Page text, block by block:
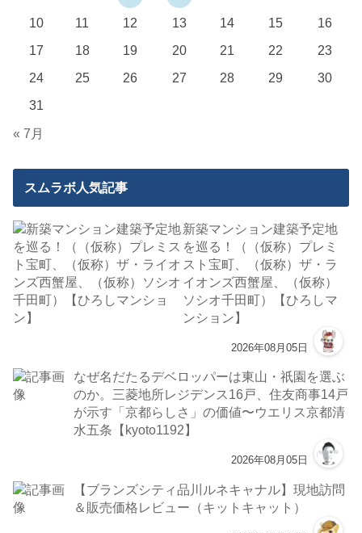
10
11 12 13 14 15
16
17
18 19 20 21 22
23
24
25 26 27 28 29
30
31
« 7月
スムラボ人気記事
新築マンション建築予定地
を巡る！（（仮称）プレミ
スト宝町、（仮称）ザ・ラ
イオンズ西蟹屋、（仮称）
ソシオ千田町）【ひろしマ
ンション】
2026年08月05日
なぜ名だたるデベロッパーは東山・祇園を選ぶ
のか。三菱地所レジデンス16戸、住友商事14戸
が示す「京都らしさ」の価値〜ウエリス京都清
水五条【kyoto1192】
2026年08月05日
【ブランズシティ品川ルネキャナル】現地訪問
＆販売価格レビュー（キットキャット）